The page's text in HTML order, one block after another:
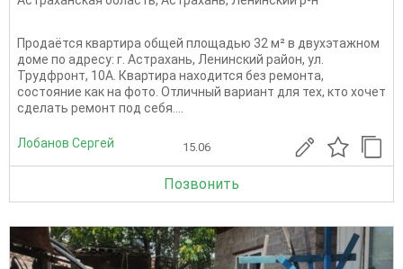
Продаётся квартира общей площадью 32 м² в двухэтажном
доме по адресу: г. Астрахань, Ленинский район, ул.
Трудфронт, 10А. Квартира находится без ремонта,
состояние как на фото. Отличный вариант для тех, кто хочет
сделать ремонт под себя....
Лобанов Сергей 15.06
Позвонить